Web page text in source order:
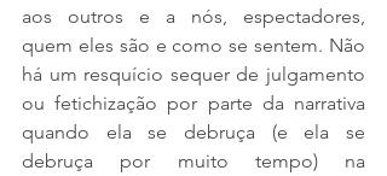
aos outros e a nós, espectadores,
quem eles são e como se sentem. Não
há um resquício sequer de julgamento
ou fetichização por parte da narrativa
quando ela se debruça (e ela se
debruça por muito tempo) na